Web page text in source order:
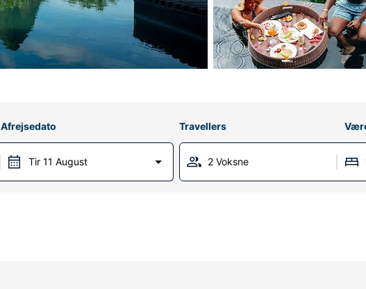
Afrejsedato
Tir 11 August
Travellers
2 Voksne